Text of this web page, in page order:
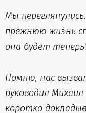
Мы
прежнюю жизнь
она будет
Помню, нас
руководил
коротко